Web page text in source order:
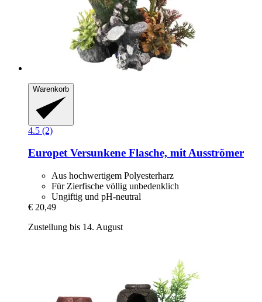
Warenkorb
4.5 (2)
EuropetVersunkene Flasche, mit Ausströmer
Aus hochwertigem Polyesterharz
Für Zierfische völlig unbedenklich
Ungiftig und pH-neutral
€ 20,49
Zustellung bis 14. August